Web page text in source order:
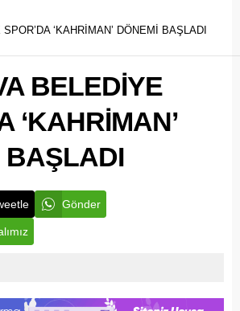
‘KAHRİMAN’ DÖNEMİ BAŞLADI
BELEDİYE
‘KAHRİMAN’
BAŞLADI
Gönder